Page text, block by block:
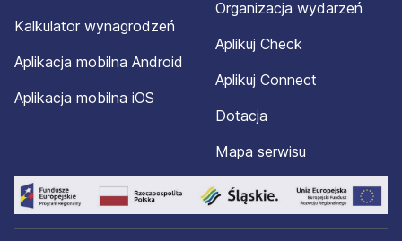
Kalkulator wynagrodzeń
Aplikacja mobilna Android
Aplikacja mobilna iOS
Organizacja wydarzeń
Aplikuj Check
Aplikuj Connect
Dotacja
Mapa serwisu